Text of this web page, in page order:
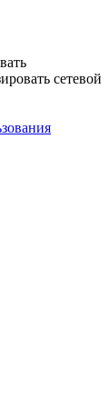
сетевой